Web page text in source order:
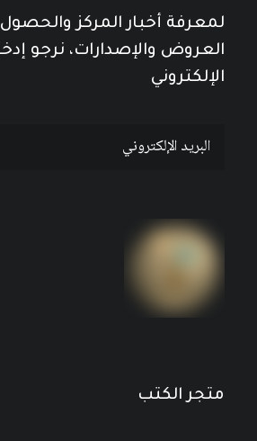
لمعرفة أخبار المركز
العروض والإصدارات، نرجو
الإلكتروني
متجر الكتب